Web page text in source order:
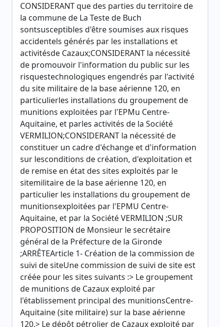
CONSIDERANT que des parties du territoire de
la commune de La Teste de Buch
sontsusceptibles d'être soumises aux risques
accidentels générés par les installations et
activitésde Cazaux;CONSIDERANT la nécessité
de promouvoir l'information du public sur les
risquestechnologiques engendrés par l'activité
du site militaire de la base aérienne 120, en
particulierles installations du groupement de
munitions exploitées par l'EPMu Centre-
Aquitaine, et parles activités de la Société
VERMILION;CONSIDERANT la nécessité de
constituer un cadre d'échange et d'information
sur lesconditions de création, d'exploitation et
de remise en état des sites exploités par le
sitemilitaire de la base aérienne 120, en
particulier les installations du groupement de
munitionsexploitées par l'EPMU Centre-
Aquitaine, et par la Société VERMILION ;SUR
PROPOSITION de Monsieur le secrétaire
général de la Préfecture de la Gironde
;ARRÊTEArticle 1- Création de la commission de
suivi de siteUne commission de suivi de site est
créée pour les sites suivants :> Le groupement
de munitions de Cazaux exploité par
l'établissement principal des munitionsCentre-
Aquitaine (site militaire) sur la base aérienne
120,> Le dépôt pétrolier de Cazaux exploité par